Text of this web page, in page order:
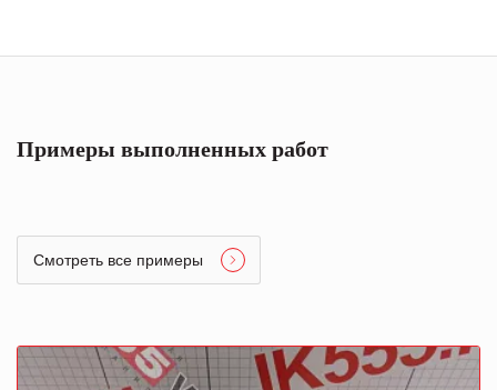
Примеры выполненных работ
Смотреть все примеры